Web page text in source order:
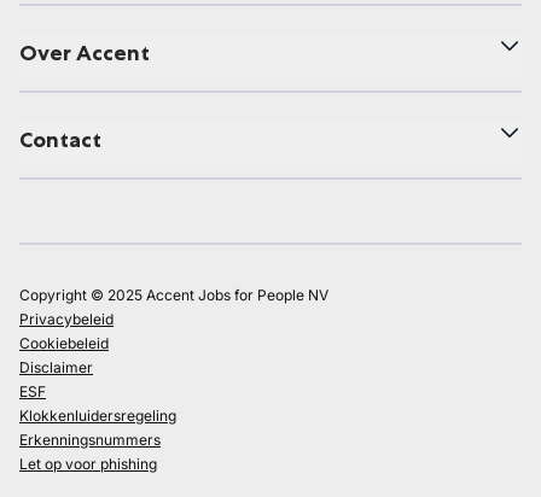
Over Accent
Contact
Copyright © 2025 Accent Jobs for People NV
Privacybeleid
Cookiebeleid
Disclaimer
ESF
Klokkenluidersregeling
Erkenningsnummers
Let op voor phishing